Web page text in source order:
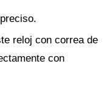
reloj con correa de
con